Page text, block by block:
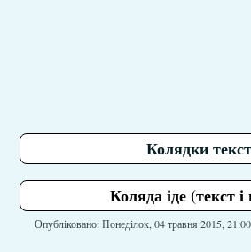
Колядки текст
Коляда іде (текст
Опубліковано: Понеділок, 04 травня 2015, 21:00